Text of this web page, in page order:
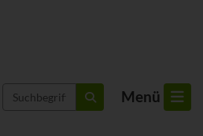
Suchbegriffe suchen Menü